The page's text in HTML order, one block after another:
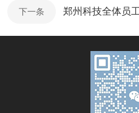
下一条 郑州科技全体员